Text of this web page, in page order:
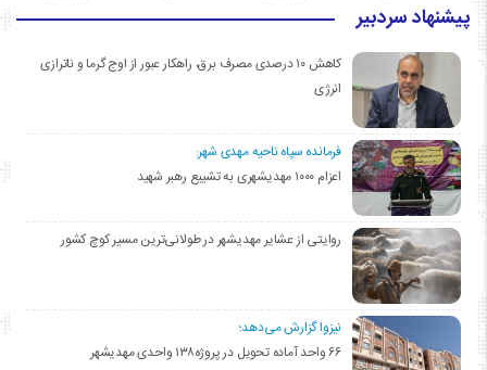
پیشنهاد سردبیر
کاهش ۱۰ درصدی مصرف برق، راهکار عبور از اوج گرما و ناترازی
انرژی
فرمانده سپاه ناحیه مهدی شهر:
اعزام ۱۰۰۰ مهدیشهری به تشییع رهبر شهید
روایتی از عشایر مهدیشهر در طولانی‌ترین مسیر کوچ کشور
نیزوا گزارش می‌دهد؛
۶۶ واحد آماده تحویل در پروژه۱۳۸ واحدی مهدیشهر